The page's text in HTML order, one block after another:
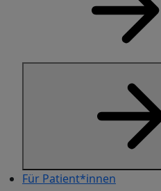
Für Patient*innen